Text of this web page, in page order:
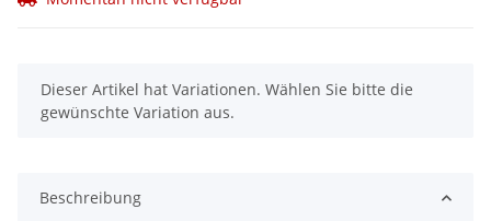
x
Dieser Artikel hat Variationen. Wählen Sie bitte die
gewünschte Variation aus.
Beschreibung